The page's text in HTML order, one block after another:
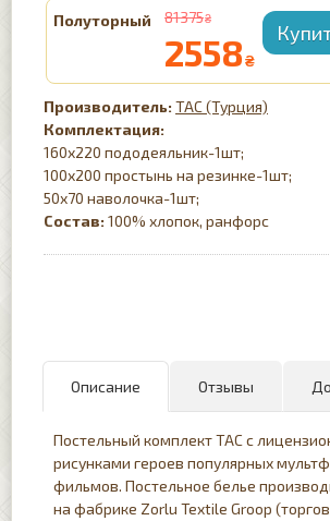
Полуторный 81375₴
2558₴
TAC (Турция)
Комплектация:
160х220 пододеяльник-1шт;
100х200 простынь на резинке-1шт;
50х70 наволочка-1шт;
Состав: 100% хлопок, ранфорс
Описание Отзывы
Постельный комплект TAC с
рисунками героев популярных
фильмов. Постельное белье
на фабрике Zorlu Textile Groop